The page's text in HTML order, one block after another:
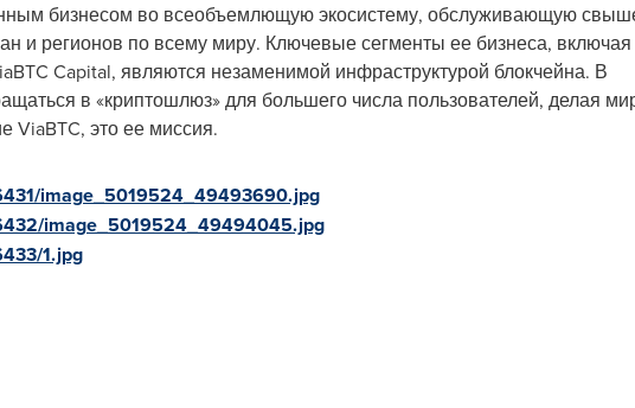
бизнесом во всеобъемлющую экосистему, обслуживающую
и регионов по всему миру. Ключевые сегменты ее бизнеса, включая
Capital, являются незаменимой инфраструктурой блокчейна. В
в «криптошлюз» для большего числа пользователей, делая
ViaBTC, это ее миссия.
image_5019524_49493690.jpg
image_5019524_49494045.jpg
1.jpg